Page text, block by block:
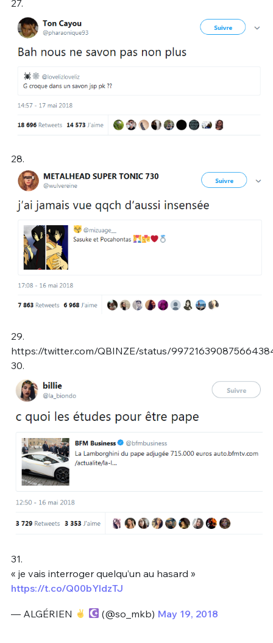
27.
28.
29.
https://twitter.com/QBINZE/status/
30.
31.
« je vais interroger quelqu’un au hasard »
https://t.co/Q00bYldzTJ
— ALGÉRIEN (@so_mkb) May 19, 2018